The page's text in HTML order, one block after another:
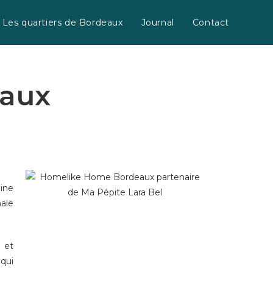
Les quartiers de Bordeaux Journal Contact
et